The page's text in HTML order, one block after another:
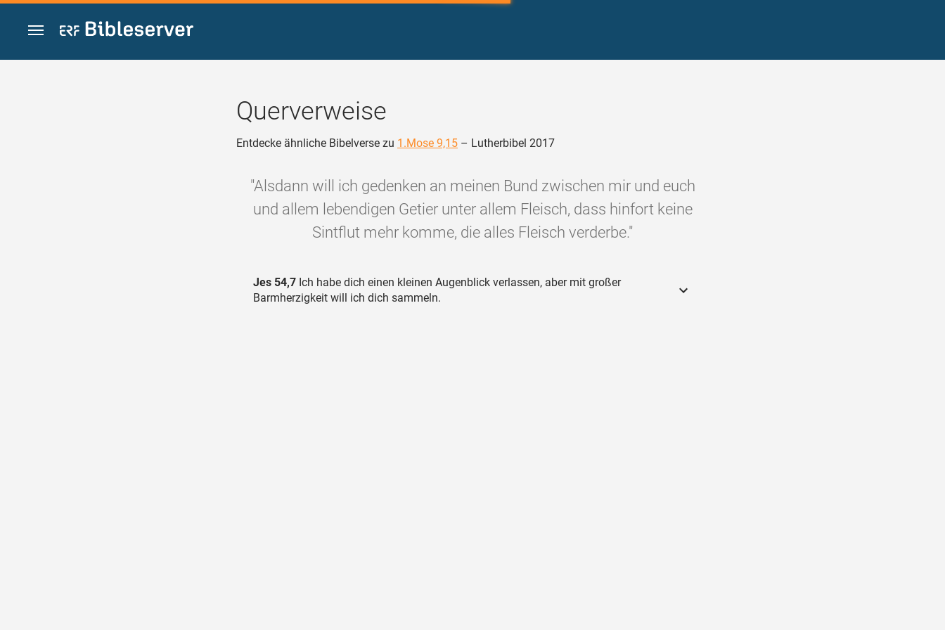
Zum Inhalt springen
Querverweise
Entdecke ähnliche Bibelverse zu 1.Mose 9,15 – Lutherbibel 2017
"Alsdann will ich gedenken an meinen Bund zwischen mir und euch
und allem lebendigen Getier unter allem Fleisch, dass hinfort keine
Sintflut mehr komme, die alles Fleisch verderbe."
Jes 54,7 Ich habe dich einen kleinen Augenblick verlassen, aber mit großer
Barmherzigkeit will ich dich sammeln.